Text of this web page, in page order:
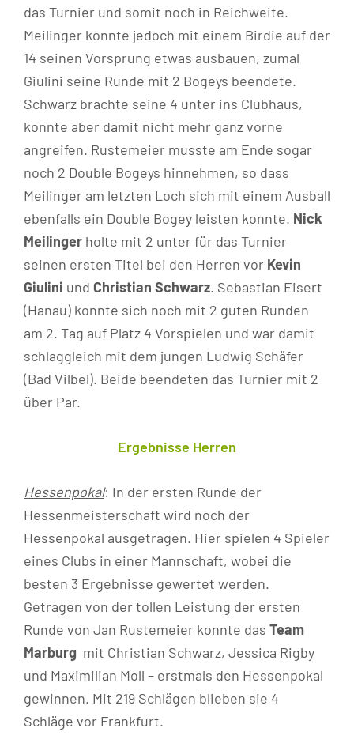
das Turnier und somit noch in Reichweite.
Meilinger konnte jedoch mit einem Birdie auf der
14 seinen Vorsprung etwas ausbauen, zumal
Giulini seine Runde mit 2 Bogeys beendete.
Schwarz brachte seine 4 unter ins Clubhaus,
konnte aber damit nicht mehr ganz vorne
angreifen. Rustemeier musste am Ende sogar
noch 2 Double Bogeys hinnehmen, so dass
Meilinger am letzten Loch sich mit einem Ausball
ebenfalls ein Double Bogey leisten konnte. Nick
Meilinger holte mit 2 unter für das Turnier
seinen ersten Titel bei den Herren vor Kevin
Giulini und Christian Schwarz. Sebastian Eisert
(Hanau) konnte sich noch mit 2 guten Runden
am 2. Tag auf Platz 4 Vorspielen und war damit
schlaggleich mit dem jungen Ludwig Schäfer
(Bad Vilbel). Beide beendeten das Turnier mit 2
über Par.
Ergebnisse Herren
Hessenpokal: In der ersten Runde der
Hessenmeisterschaft wird noch der
Hessenpokal ausgetragen. Hier spielen 4 Spieler
eines Clubs in einer Mannschaft, wobei die
besten 3 Ergebnisse gewertet werden.
Getragen von der tollen Leistung der ersten
Runde von Jan Rustemeier konnte das Team
Marburg  mit Christian Schwarz, Jessica Rigby
und Maximilian Moll – erstmals den Hessenpokal
gewinnen. Mit 219 Schlägen blieben sie 4
Schläge vor Frankfurt.